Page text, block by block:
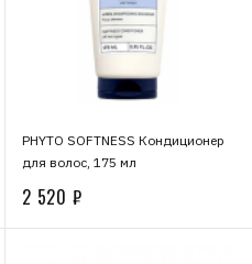
PHYTO SOFTNESS Кондиционер
для волос, 175 мл
2 520 ₽